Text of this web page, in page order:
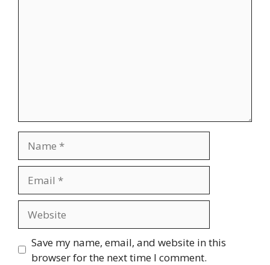
Save my name, email, and website in this
browser for the next time I comment.